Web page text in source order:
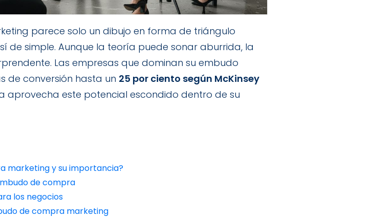
parece solo un dibujo en forma de triángulo
de simple. Aunque la teoría puede sonar aburrida, la
Las empresas que dominan su embudo
de conversión hasta un 25 por ciento según McKinsey
aprovecha este potencial escondido dentro de su
marketing y su importancia?
de compra
los negocios
de compra marketing